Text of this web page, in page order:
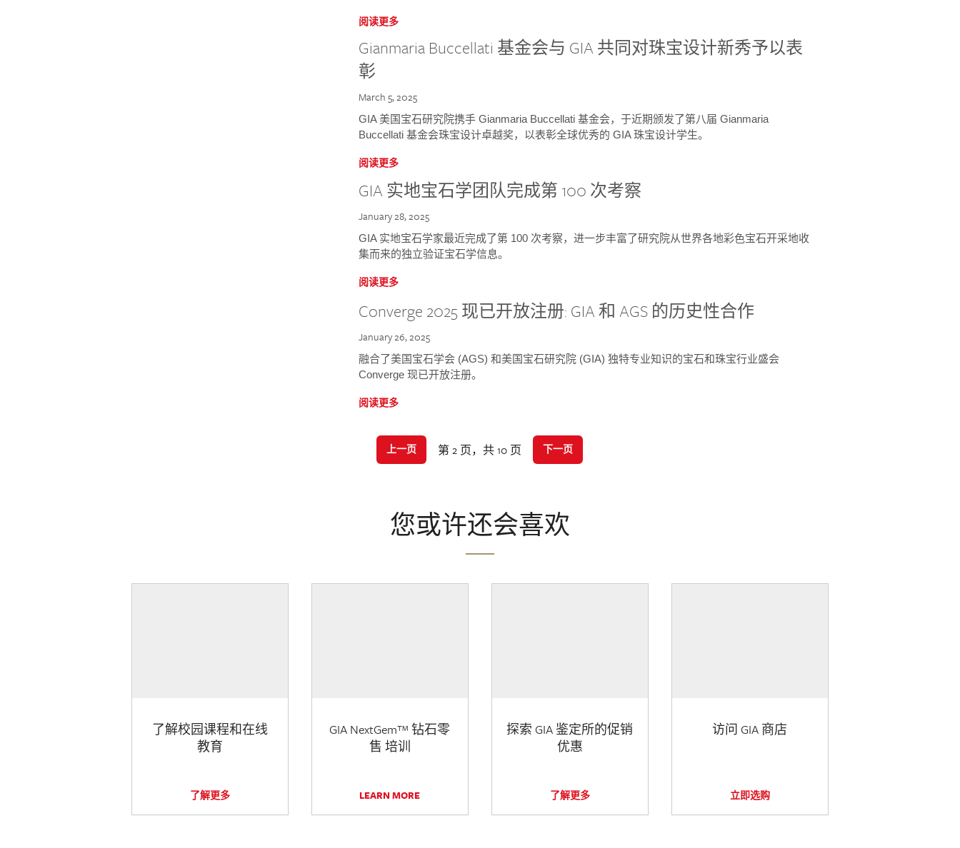
阅读更多
Gianmaria Buccellati 基金会与 GIA 共同对珠宝设计新秀予以表
彰
March 5, 2025
GIA 美国宝石研究院携手 Gianmaria Buccellati 基金会，于近期颁发了第八届 Gianmaria
Buccellati 基金会珠宝设计卓越奖，以表彰全球优秀的 GIA 珠宝设计学生。
阅读更多
GIA 实地宝石学团队完成第 100 次考察
January 28, 2025
GIA 实地宝石学家最近完成了第 100 次考察，进一步丰富了研究院从世界各地彩色宝石开采地收
集而来的独立验证宝石学信息。
阅读更多
Converge 2025 现已开放注册: GIA 和 AGS 的历史性合作
January 26, 2025
融合了美国宝石学会 (AGS) 和美国宝石研究院 (GIA) 独特专业知识的宝石和珠宝行业盛会
Converge 现已开放注册。
阅读更多
上一页 第 2 页，共 10 页 下一页
您或许还会喜欢
了解校园课程和在线
教育
了解更多
GIA NextGem™ 钻石零
售 培训
LEARN MORE
探索 GIA 鉴定所的促销
优惠
了解更多
访问 GIA 商店
立即选购